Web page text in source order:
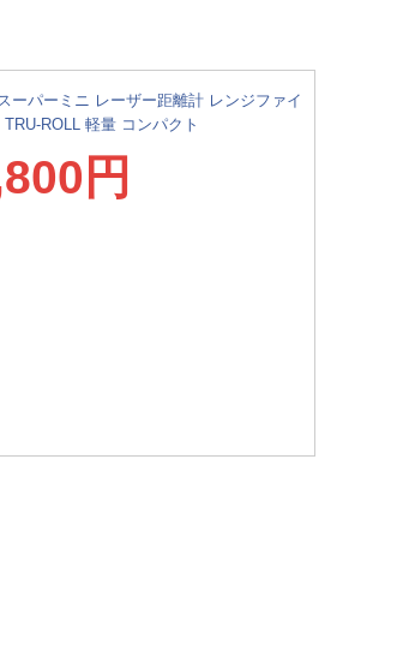
ーパーミニ レーザー距離計 レンジファイ
ROLL 軽量 コンパクト
円